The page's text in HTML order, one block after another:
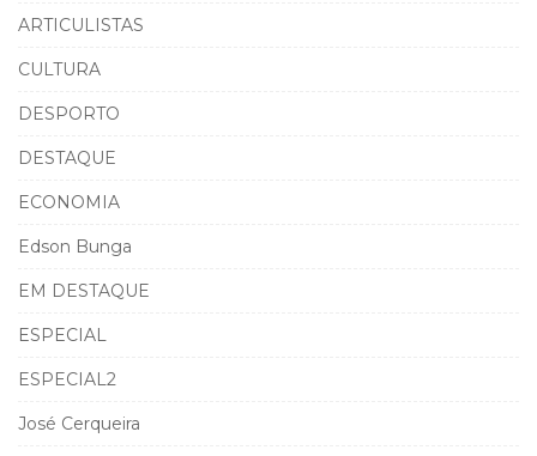
ARTICULISTAS
CULTURA
DESPORTO
DESTAQUE
ECONOMIA
Edson Bunga
EM DESTAQUE
ESPECIAL
ESPECIAL2
José Cerqueira